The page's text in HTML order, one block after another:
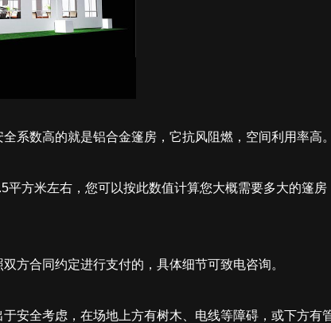
系数高的就是铝合金篷房，它抗风阻燃，空间利用率高。
方米左右，您可以按此数值计算您大概需要多大的篷
方合同约定进行支付的，具体细节可致电咨询。
安全考虑，在场地上方有树木、电线等障碍，或下方有